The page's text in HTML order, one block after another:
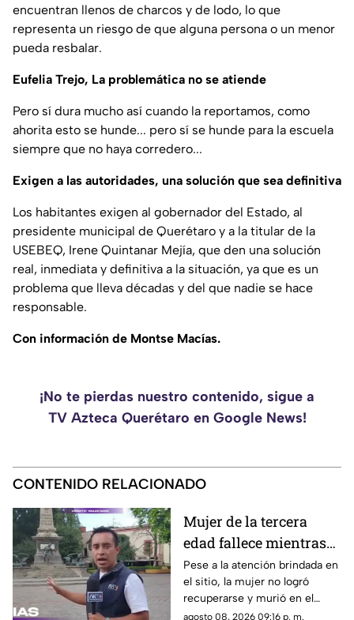
encuentran llenos de charcos y de lodo, lo que
representa un riesgo de que alguna persona o un menor
pueda resbalar.
Eufelia Trejo, La problemática no se atiende
Pero sí dura mucho así cuando la reportamos, como
ahorita esto se hunde... pero sí se hunde para la escuela
siempre que no haya corredero...
Exigen a las autoridades, una solución que sea definitiva
Los habitantes exigen al gobernador del Estado, al
presidente municipal de Querétaro y a la titular de la
USEBEQ, Irene Quintanar Mejía, que den una solución
real, inmediata y definitiva a la situación, ya que es un
problema que lleva décadas y del que nadie se hace
responsable.
Con información de Montse Macías.
¡No te pierdas nuestro contenido, sigue a
TV Azteca Querétaro en Google News!
CONTENIDO RELACIONADO
Mujer de la tercera
edad fallece mientras
caminaba por el Centro
de Querétaro
Pese a la atención brindada en
el sitio, la mujer no logró
recuperarse y murió en el
lugar.
agosto 08, 2026 09:16 p. m.